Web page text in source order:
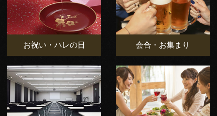
お祝い・ハレの日 会合・お集まり